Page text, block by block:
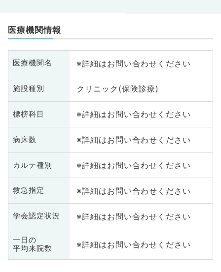
医療機関情報
医療機関名 ※詳細はお問い合わせください
施設種別 クリニック(保険診療)
標榜科目 ※詳細はお問い合わせください
病床数 ※詳細はお問い合わせください
カルテ種別 ※詳細はお問い合わせください
救急指定 ※詳細はお問い合わせください
学会認定状況 ※詳細はお問い合わせください
一日の
平均来院数
※詳細はお問い合わせください